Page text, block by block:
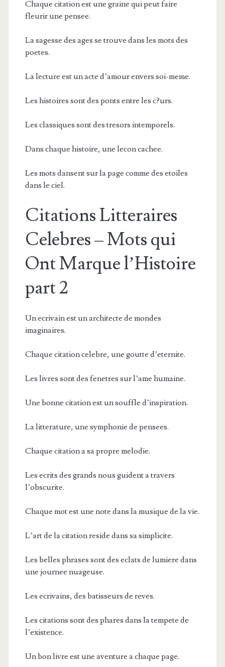
Chaque citation est une graine qui peut faire
fleurir une pensee.
La sagesse des ages se trouve dans les mots des
poetes.
La lecture est un acte d’amour envers soi-meme.
Les histoires sont des ponts entre les c?urs.
Les classiques sont des tresors intemporels.
Dans chaque histoire, une lecon cachee.
Les mots dansent sur la page comme des etoiles
dans le ciel.
Citations Litteraires
Celebres – Mots qui
Ont Marque l’Histoire
part 2
Un ecrivain est un architecte de mondes
imaginaires.
Chaque citation celebre, une goutte d’eternite.
Les livres sont des fenetres sur l’ame humaine.
Une bonne citation est un souffle d’inspiration.
La litterature, une symphonie de pensees.
Chaque citation a sa propre melodie.
Les ecrits des grands nous guident a travers
l’obscurite.
Chaque mot est une note dans la musique de la vie.
L’art de la citation reside dans sa simplicite.
Les belles phrases sont des eclats de lumiere dans
une journee nuageuse.
Les ecrivains, des batisseurs de reves.
Les citations sont des phares dans la tempete de
l’existence.
Un bon livre est une aventure a chaque page.